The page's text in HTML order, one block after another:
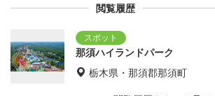
閲覧履歴
那須ハイランドパーク
栃木県・那須郡那須町